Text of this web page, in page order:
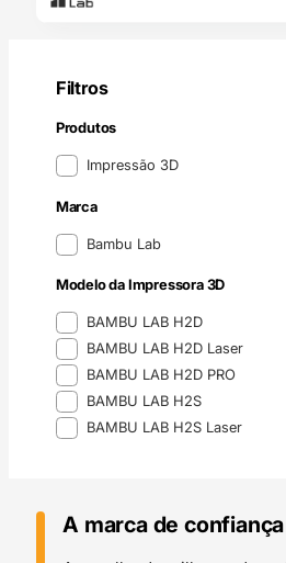
Filtros
Produtos
ProdutosImpressão 3D
Marca
MarcaBambu Lab
Modelo da Impressora 3D
Modelo da Impressora 3D
BAMBU LAB H2D
BAMBU LAB H2D Laser
BAMBU LAB H2D PRO
BAMBU LAB H2S
BAMBU LAB H2S Laser
A marca de